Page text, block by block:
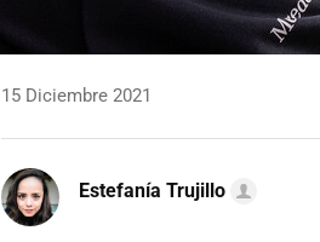
15 Diciembre 2021
Estefanía Trujillo